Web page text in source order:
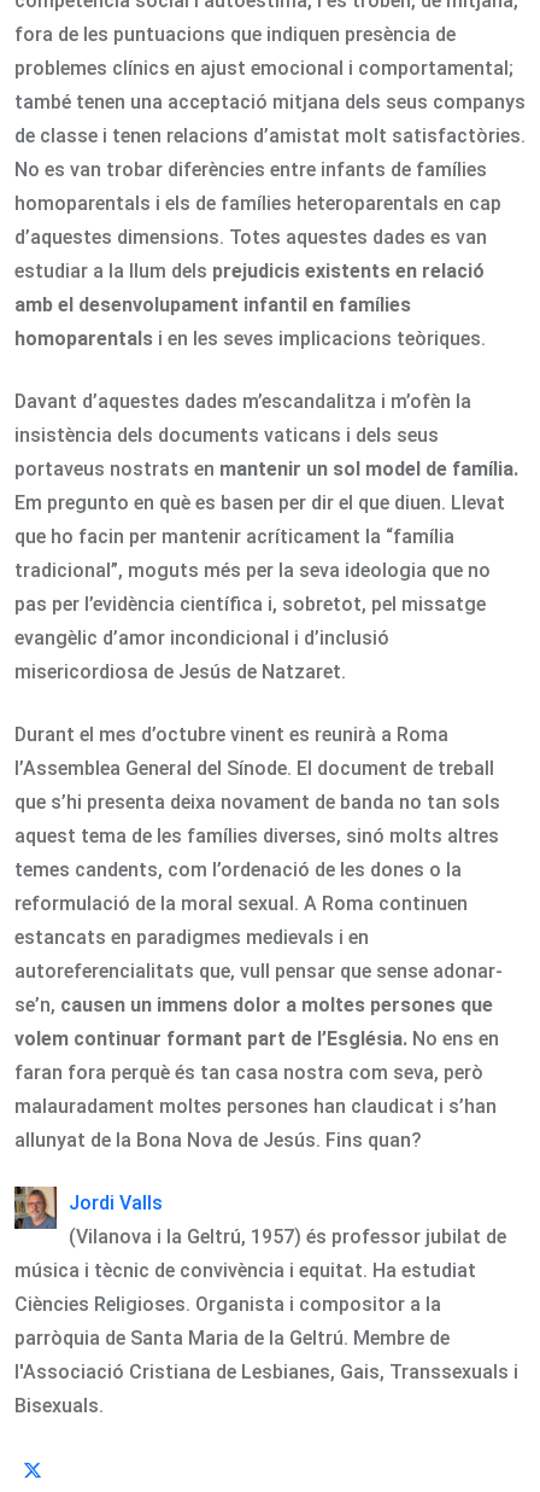
fora de les puntuacions que indiquen presència de
problemes clínics en ajust emocional i comportamental;
també tenen una acceptació mitjana dels seus companys
de classe i tenen relacions d’amistat molt satisfactòries.
No es van trobar diferències entre infants de famílies
homoparentals i els de famílies heteroparentals en cap
d’aquestes dimensions. Totes aquestes dades es van
estudiar a la llum dels prejudicis existents en relació
amb el desenvolupament infantil en famílies
homoparentals i en les seves implicacions teòriques.
Davant d’aquestes dades m’escandalitza i m’ofèn la
insistència dels documents vaticans i dels seus
portaveus nostrats en mantenir un sol model de família.
Em pregunto en què es basen per dir el que diuen. Llevat
que ho facin per mantenir acríticament la “família
tradicional”, moguts més per la seva ideologia que no
pas per l’evidència científica i, sobretot, pel missatge
evangèlic d’amor incondicional i d’inclusió
misericordiosa de Jesús de Natzaret.
Durant el mes d’octubre vinent es reunirà a Roma
l’Assemblea General del Sínode. El document de treball
que s’hi presenta deixa novament de banda no tan sols
aquest tema de les famílies diverses, sinó molts altres
temes candents, com l’ordenació de les dones o la
reformulació de la moral sexual. A Roma continuen
estancats en paradigmes medievals i en
autoreferencialitats que, vull pensar que sense adonar-
se’n, causen un immens dolor a moltes persones que
volem continuar formant part de l’Església. No ens en
faran fora perquè és tan casa nostra com seva, però
malauradament moltes persones han claudicat i s’han
allunyat de la Bona Nova de Jesús. Fins quan?
Jordi Valls
(Vilanova i la Geltrú, 1957) és professor jubilat de
música i tècnic de convivència i equitat. Ha estudiat
Ciències Religioses. Organista i compositor a la
parròquia de Santa Maria de la Geltrú. Membre de
l'Associació Cristiana de Lesbianes, Gais, Transsexuals i
Bisexuals.